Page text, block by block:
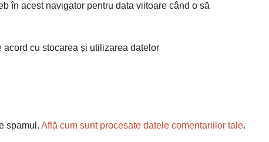
în acest navigator pentru data viitoare când o să
cu stocarea și utilizarea datelor
spamul. Află cum sunt procesate datele comentariilor tale.